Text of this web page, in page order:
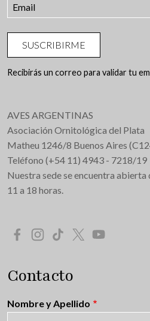
SUSCRIBIRME
Recibirás un correo para validar tu
AVES ARGENTINAS
Asociación Ornitológica del Plata
Matheu 1246/8 Buenos Aires
Teléfono (+54 11) 4943 - 7218/19
Nuestra sede se encuentra abierta
11 a 18 horas.
Redes Sociales
Contacto
Nombre y Apellido